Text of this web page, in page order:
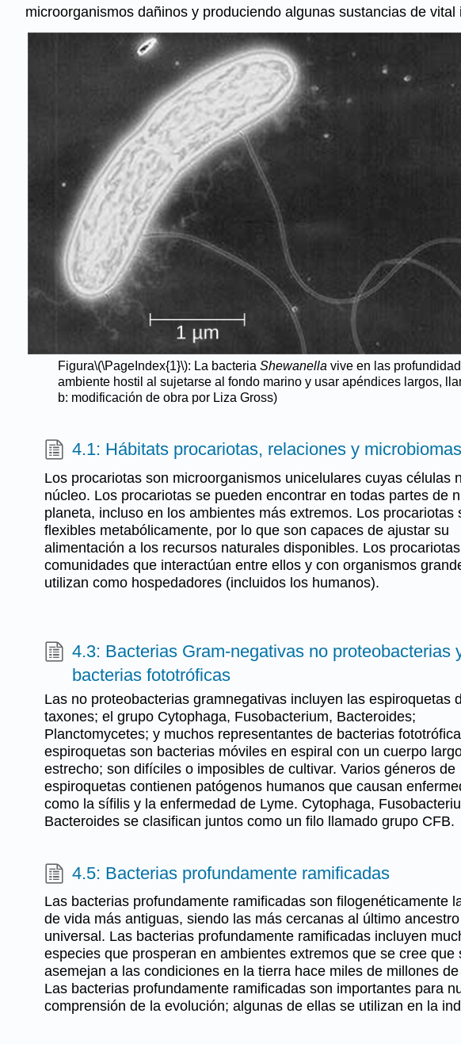
microorganismos dañinos y produciendo algunas sustancias de
Figura\(\PageIndex{1}\): La bacteriaShewanella vive en las
ambiente hostil al sujetarse al fondo marino y usar apéndices largos,
b: modificación de obra por Liza Gross)
4.1: Hábitats procariotas, relaciones y microbiomas
Los procariotas son microorganismos unicelulares cuyas células
núcleo. Los procariotas se pueden encontrar en todas partes de
planeta, incluso en los ambientes más extremos. Los procariotas
flexibles metabólicamente, por lo que son capaces de ajustar su
alimentación a los recursos naturales disponibles. Los
comunidades que interactúan entre ellos y con organismos
utilizan como hospedadores (incluidos los humanos).
4.3: Bacterias Gram-negativas no proteobacterias
bacterias fototróficas
Las no proteobacterias gramnegativas incluyen las espiroquetas
taxones; el grupo Cytophaga, Fusobacterium, Bacteroides;
Planctomycetes; y muchos representantes de bacterias
espiroquetas son bacterias móviles en espiral con un cuerpo
estrecho; son difíciles o imposibles de cultivar. Varios géneros de
espiroquetas contienen patógenos humanos que causan
como la sífilis y la enfermedad de Lyme. Cytophaga,
Bacteroides se clasifican juntos como un filo llamado grupo CFB.
4.5: Bacterias profundamente ramificadas
Las bacterias profundamente ramificadas son filogenéticamente
de vida más antiguas, siendo las más cercanas al último
universal. Las bacterias profundamente ramificadas incluyen
especies que prosperan en ambientes extremos que se cree que
asemejan a las condiciones en la tierra hace miles de millones
Las bacterias profundamente ramificadas son importantes para
comprensión de la evolución; algunas de ellas se utilizan en la